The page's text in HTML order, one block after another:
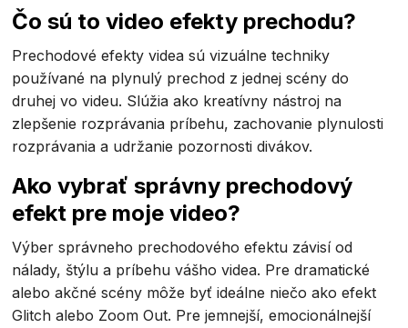
Čo sú to video efekty prechodu?
Prechodové efekty videa sú vizuálne techniky
používané na plynulý prechod z jednej scény do
druhej vo videu. Slúžia ako kreatívny nástroj na
zlepšenie rozprávania príbehu, zachovanie plynulosti
rozprávania a udržanie pozornosti divákov.
Ako vybrať správny prechodový
efekt pre moje video?
Výber správneho prechodového efektu závisí od
nálady, štýlu a príbehu vášho videa. Pre dramatické
alebo akčné scény môže byť ideálne niečo ako efekt
Glitch alebo Zoom Out. Pre jemnejší, emocionálnejší